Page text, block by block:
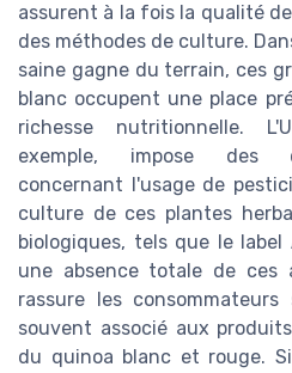
assurent à la fois la qualité
des méthodes de culture.
saine gagne du terrain, ces
blanc occupent une place
richesse nutritionnelle.
exemple, impose des
concernant l'usage de
culture de ces plantes
biologiques, tels que le
une absence totale de ces
rassure les
souvent associé aux
du quinoa blanc et rouge.